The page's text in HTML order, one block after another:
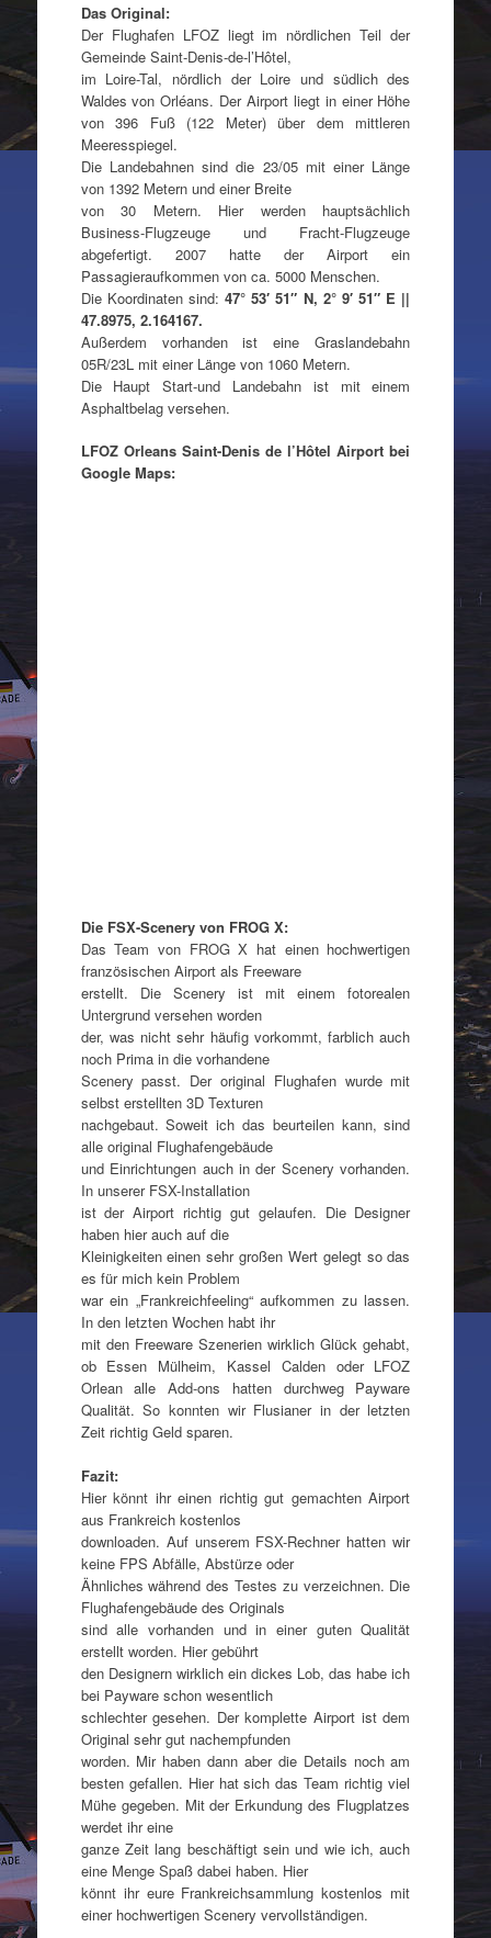
Das Original:
Der Flughafen LFOZ liegt im nördlichen Teil der
Gemeinde Saint-Denis-de-l’Hôtel,
im Loire-Tal, nördlich der Loire und südlich des
Waldes von Orléans. Der Airport liegt in einer Höhe
von 396 Fuß (122 Meter) über dem mittleren
Meeresspiegel.
Die Landebahnen sind die 23/05 mit einer Länge
von 1392 Metern und einer Breite
von 30 Metern. Hier werden hauptsächlich
Business-Flugzeuge und Fracht-Flugzeuge
abgefertigt. 2007 hatte der Airport ein
Passagieraufkommen von ca. 5000 Menschen.
Die Koordinaten sind: 47° 53′ 51″ N, 2° 9′ 51″ E ||
47.8975, 2.164167.
Außerdem vorhanden ist eine Graslandebahn
05R/23L mit einer Länge von 1060 Metern.
Die Haupt Start-und Landebahn ist mit einem
Asphaltbelag versehen.
LFOZ Orleans Saint-Denis de l’Hôtel Airport bei
Google Maps:
Die FSX-Scenery von FROG X:
Das Team von FROG X hat einen hochwertigen
französischen Airport als Freeware
erstellt. Die Scenery ist mit einem fotorealen
Untergrund versehen worden
der, was nicht sehr häufig vorkommt, farblich auch
noch Prima in die vorhandene
Scenery passt. Der original Flughafen wurde mit
selbst erstellten 3D Texturen
nachgebaut. Soweit ich das beurteilen kann, sind
alle original Flughafengebäude
und Einrichtungen auch in der Scenery vorhanden.
In unserer FSX-Installation
ist der Airport richtig gut gelaufen. Die Designer
haben hier auch auf die
Kleinigkeiten einen sehr großen Wert gelegt so das
es für mich kein Problem
war ein „Frankreichfeeling“ aufkommen zu lassen.
In den letzten Wochen habt ihr
mit den Freeware Szenerien wirklich Glück gehabt,
ob Essen Mülheim, Kassel Calden oder LFOZ
Orlean alle Add-ons hatten durchweg Payware
Qualität. So konnten wir Flusianer in der letzten
Zeit richtig Geld sparen.
Fazit:
Hier könnt ihr einen richtig gut gemachten Airport
aus Frankreich kostenlos
downloaden. Auf unserem FSX-Rechner hatten wir
keine FPS Abfälle, Abstürze oder
Ähnliches während des Testes zu verzeichnen. Die
Flughafengebäude des Originals
sind alle vorhanden und in einer guten Qualität
erstellt worden. Hier gebührt
den Designern wirklich ein dickes Lob, das habe ich
bei Payware schon wesentlich
schlechter gesehen. Der komplette Airport ist dem
Original sehr gut nachempfunden
worden. Mir haben dann aber die Details noch am
besten gefallen. Hier hat sich das Team richtig viel
Mühe gegeben. Mit der Erkundung des Flugplatzes
werdet ihr eine
ganze Zeit lang beschäftigt sein und wie ich, auch
eine Menge Spaß dabei haben. Hier
könnt ihr eure Frankreichsammlung kostenlos mit
einer hochwertigen Scenery vervollständigen.